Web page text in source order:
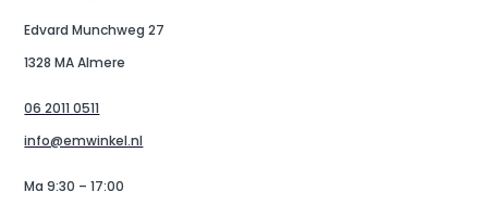
Edvard Munchweg 27
1328 MA Almere
06 2011 0511
info@emwinkel.nl
Ma 9:30 – 17:00